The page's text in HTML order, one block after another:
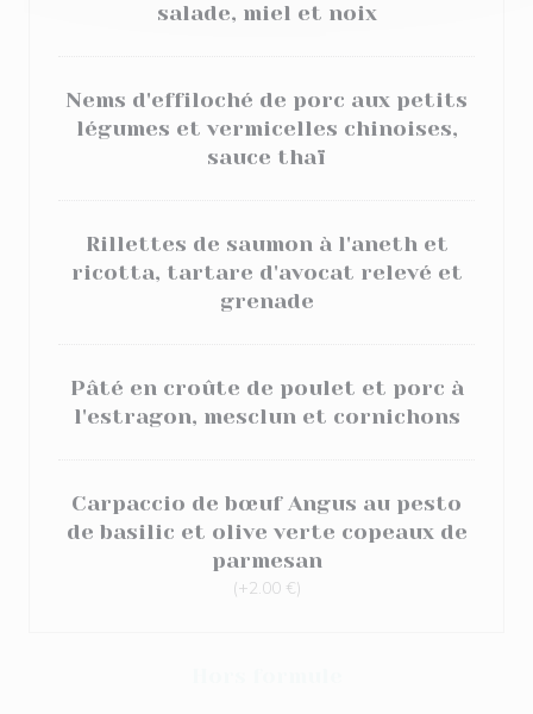
salade, miel et noix
Nems d'effiloché de porc aux petits
légumes et vermicelles chinoises,
sauce thaï
Rillettes de saumon à l'aneth et
ricotta, tartare d'avocat relevé et
grenade
Pâté en croûte de poulet et porc à
l'estragon, mesclun et cornichons
Carpaccio de bœuf Angus au pesto
de basilic et olive verte copeaux de
parmesan
(+2.00 €)